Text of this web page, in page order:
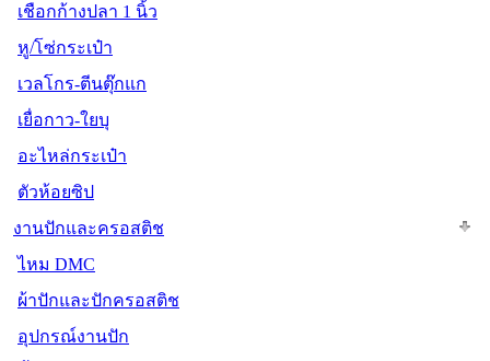
เชือกก้างปลา 1 นิ้ว
หู/โซ่กระเป๋า
เวลโกร-ตีนตุ๊กแก
เยื่อกาว-ใยบุ
อะไหล่กระเป๋า
ตัวห้อยซิป
งานปักและครอสติช
ไหม DMC
ผ้าปักและปักครอสติช
อุปกรณ์งานปัก